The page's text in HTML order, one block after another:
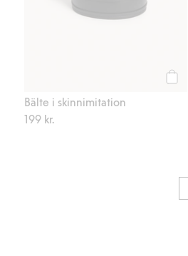
Bälte i skinnimitation
199 kr.